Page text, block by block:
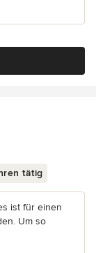
tätig
ist für einen
Um so